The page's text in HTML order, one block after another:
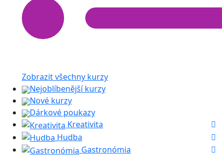
Zobrazit všechny kurzy
Nejoblíbenější kurzy
Nové kurzy
Dárkové poukazy
Kreativita
Hudba
Gastronómia